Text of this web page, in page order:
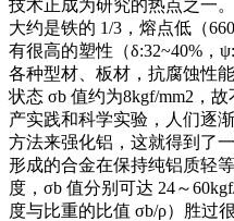
技术正成为研究的热点之一
大约是铁的 1/3，熔点低（
有很高的塑性（δ:32~40%，
各种型材、板材，抗腐蚀性
状态 σb 值约为8kgf/mm2，
产实践和科学实验，人们逐
方法来强化铝，这就得到了
形成的合金在保持纯铝质轻
度，σb 值分别可达 24～
度与比重的比值 σb/ρ）胜过